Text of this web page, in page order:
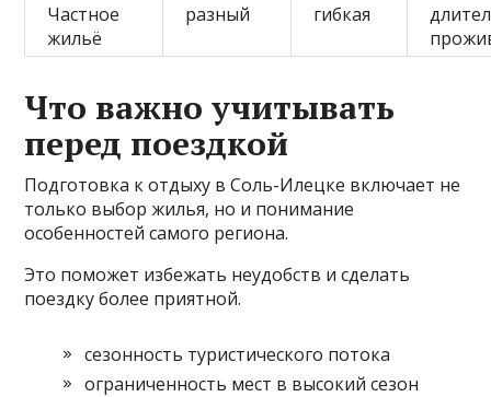
Частное
жильё
разный гибкая
Что важно учитывать
перед поездкой
Подготовка к отдыху в Соль-Илецке включает не
только выбор жилья, но и понимание
особенностей самого региона.
Это поможет избежать неудобств и сделать
поездку более приятной.
сезонность туристического потока
ограниченность мест в высокий сезон